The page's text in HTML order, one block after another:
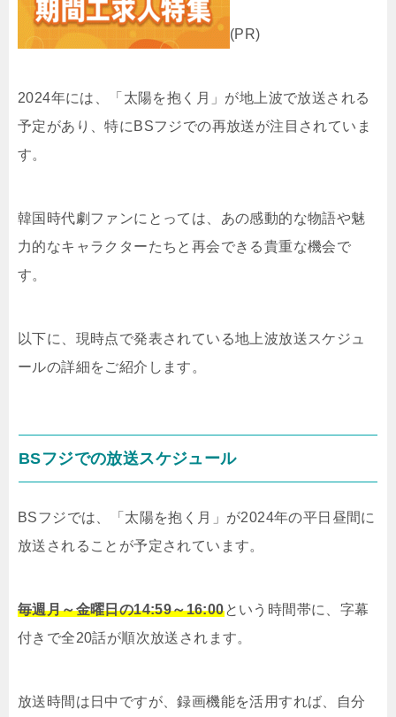
(PR)
2024年には、「太陽を抱く月」が地上波で放送される
予定があり、特にBSフジでの再放送が注目されていま
す。
韓国時代劇ファンにとっては、あの感動的な物語や魅
力的なキャラクターたちと再会できる貴重な機会で
す。
以下に、現時点で発表されている地上波放送スケジュ
ールの詳細をご紹介します。
BSフジでの放送スケジュール
BSフジでは、「太陽を抱く月」が2024年の平日昼間に
放送されることが予定されています。
毎週月～金曜日の14:59～16:00という時間帯に、字幕
付きで全20話が順次放送されます。
放送時間は日中ですが、録画機能を活用すれば、自分